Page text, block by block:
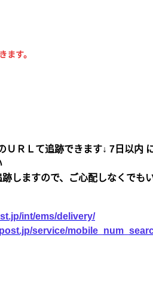
ます。
ＵＲＬて追跡できます↓ 7日以
い
しますので、ご心配しなくでもい
int/ems/delivery/
service/